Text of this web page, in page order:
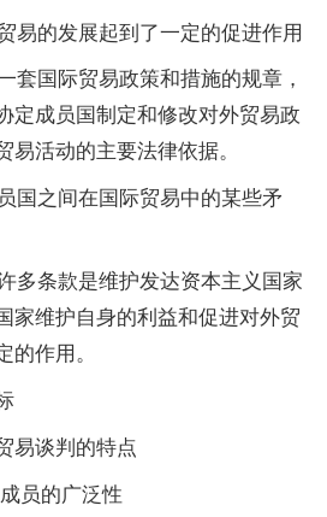
的发展起到了一定的促进作用
国际贸易政策和措施的规章，
定成员国制定和修改对外贸易政
活动的主要法律依据。
之间在国际贸易中的某些矛
条款是维护发达资本主义国家
家维护自身的利益和促进对外贸
作用。
谈判的特点
员的广泛性